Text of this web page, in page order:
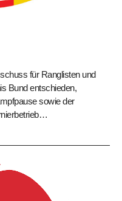
für Ranglisten und
Bund entschieden,
sowie der
für Ranglisten
und Turnierbetrieb